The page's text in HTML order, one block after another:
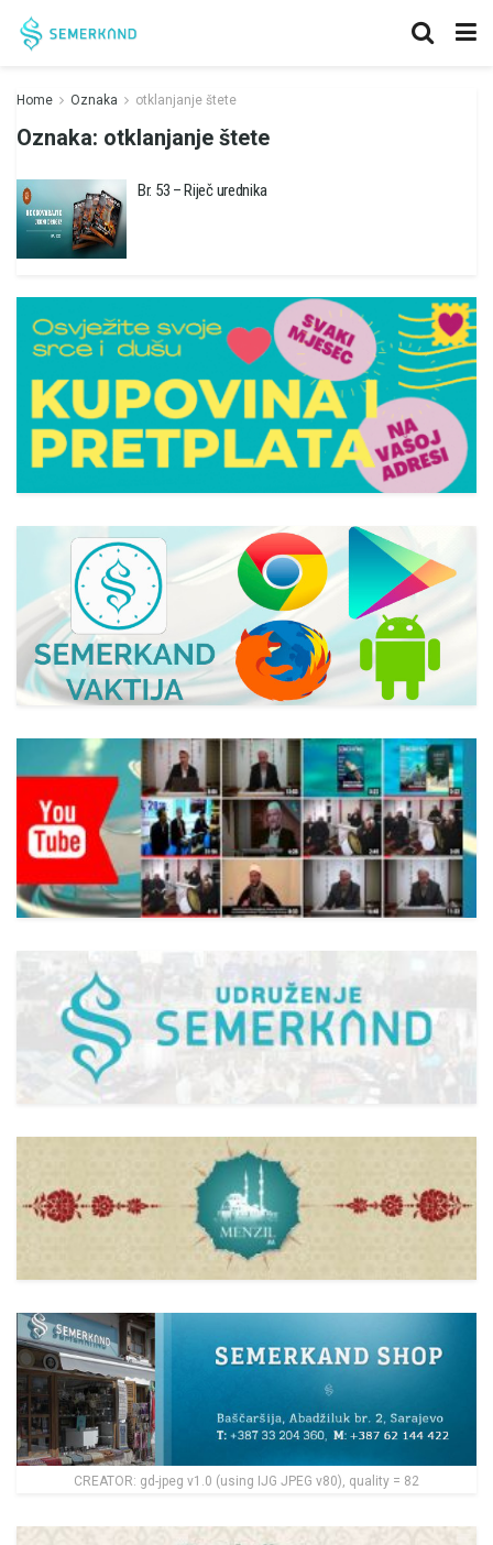
Home Oznaka otklanjanje štete
Oznaka: otklanjanje štete
Br. 53 – Riječ urednika
CREATOR: gd-jpeg v1.0 (using IJG JPEG v80), quality = 82